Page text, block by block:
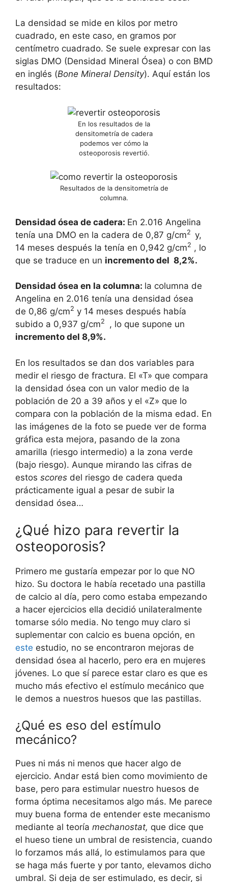
La densidad se mide en kilos por metro
cuadrado, en este caso, en gramos por
centímetro cuadrado. Se suele expresar con las
siglas DMO (Densidad Mineral Ósea) o con BMD
en inglés (Bone Mineral Density). Aquí están los
resultados:
En los resultados de la
densitometría de cadera
podemos ver cómo la
osteoporosis revertió.
Resultados de la densitometría de
columna.
Densidad ósea de cadera: En 2.016 Angelina
tenía una DMO en la cadera de 0,87 g/cm2 y,
14 meses después la tenía en 0,942 g/cm2 , lo
que se traduce en un incremento del 8,2%.
Densidad ósea en la columna: la columna de
Angelina en 2.016 tenía una densidad ósea
de 0,86 g/cm2 y 14 meses después había
subido a 0,937 g/cm2
, lo que supone un
incremento del 8,9%.
En los resultados se dan dos variables para
medir el riesgo de fractura. El «T» que compara
la densidad ósea con un valor medio de la
población de 20 a 39 años y el «Z» que lo
compara con la población de la misma edad. En
las imágenes de la foto se puede ver de forma
gráfica esta mejora, pasando de la zona
amarilla (riesgo intermedio) a la zona verde
(bajo riesgo). Aunque mirando las cifras de
estos scores del riesgo de cadera queda
prácticamente igual a pesar de subir la
densidad ósea…
¿Qué hizo para revertir la
osteoporosis?
Primero me gustaría empezar por lo que NO
hizo. Su doctora le había recetado una pastilla
de calcio al día, pero como estaba empezando
a hacer ejercicios ella decidió unilateralmente
tomarse sólo media. No tengo muy claro si
suplementar con calcio es buena opción, en
este estudio, no se encontraron mejoras de
densidad ósea al hacerlo, pero era en mujeres
jóvenes. Lo que sí parece estar claro es que es
mucho más efectivo el estímulo mecánico que
le demos a nuestros huesos que las pastillas.
¿Qué es eso del estímulo
mecánico?
Pues ni más ni menos que hacer algo de
ejercicio. Andar está bien como movimiento de
base, pero para estimular nuestro huesos de
forma óptima necesitamos algo más. Me parece
muy buena forma de entender este mecanismo
mediante al teoría mechanostat, que dice que
el hueso tiene un umbral de resistencia, cuando
lo forzamos más allá, lo estimulamos para que
se haga más fuerte y por tanto, elevamos dicho
umbral. Si deja de ser estimulado, es decir, si